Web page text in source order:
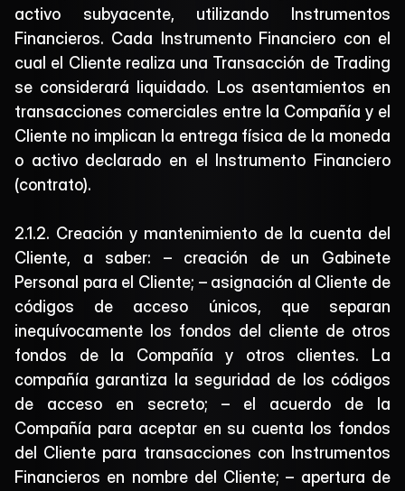
activo subyacente, utilizando Instrumentos
Financieros. Cada Instrumento Financiero con el
cual el Cliente realiza una Transacción de Trading
se considerará liquidado. Los asentamientos en
transacciones comerciales entre la Compañía y el
Cliente no implican la entrega física de la moneda
o activo declarado en el Instrumento Financiero
(contrato).
2.1.2. Creación y mantenimiento de la cuenta del
Cliente, a saber: – creación de un Gabinete
Personal para el Cliente; – asignación al Cliente de
códigos de acceso únicos, que separan
inequívocamente los fondos del cliente de otros
fondos de la Compañía y otros clientes. La
compañía garantiza la seguridad de los códigos
de acceso en secreto; – el acuerdo de la
Compañía para aceptar en su cuenta los fondos
del Cliente para transacciones con Instrumentos
Financieros en nombre del Cliente; – apertura de